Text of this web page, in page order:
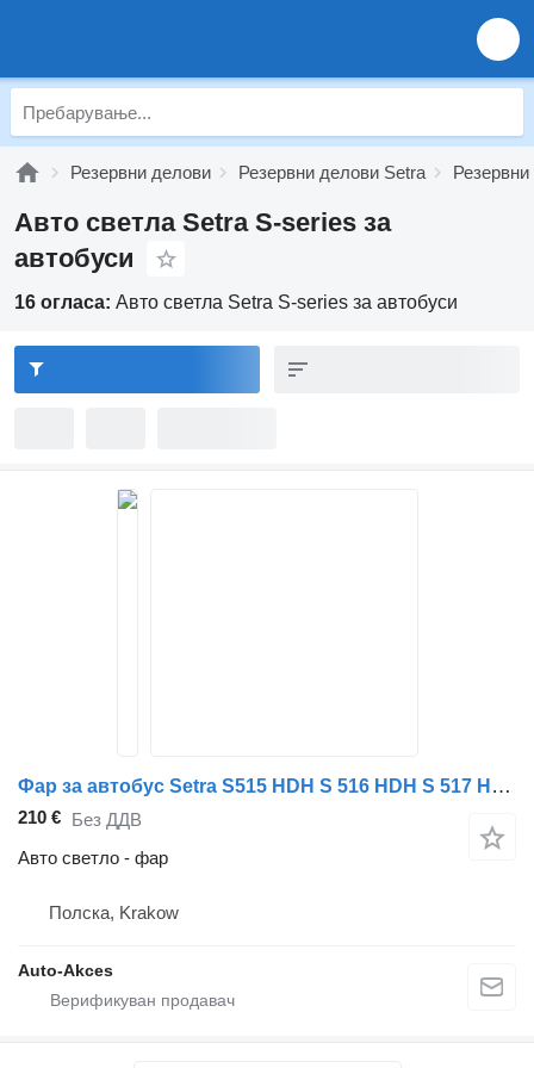
Резервни делови Резервни делови Setra
Авто светла Setra S-series за
автобуси
16 огласа: Авто светла Setra S-series за автобуси
Фар за автобус Setra S515 HDH S 516 HDH S 517 HDH S 531
210 € Без ДДВ
Авто светло - фар
Полска, Krakow
Auto-Akces